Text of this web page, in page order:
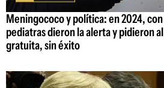
Meningococo y política: en 2024,
pediatras dieron la alerta y pidieron
gratuita, sin éxito